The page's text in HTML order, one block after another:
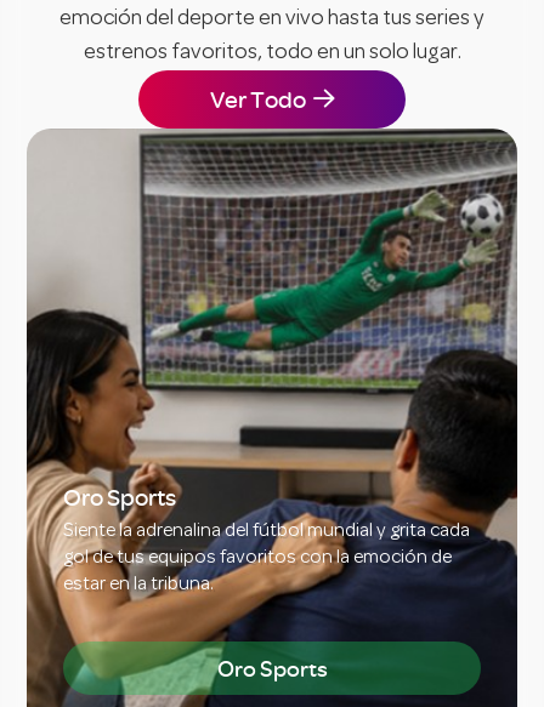
emoción del deporte en vivo hasta tus series y
estrenos favoritos, todo en un solo lugar.
Ver Todo 
Oro Sports
Siente la adrenalina del fútbol mundial y grita cada
gol de tus equipos favoritos con la emoción de
estar en la tribuna.
Oro Sports